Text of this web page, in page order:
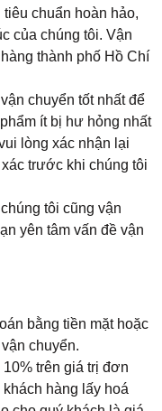
chuẩn hoàn hảo,
của chúng tôi. Vận
thành phố Hồ Chí
chuyển tốt nhất để
ít bị hư hỏng nhất
lòng xác nhận lại
trước khi chúng tôi
tôi cũng vận
yên tâm vấn đề vận
bằng tiền mặt hoặc
chuyển.
trên giá trị đơn
hàng lấy hoá